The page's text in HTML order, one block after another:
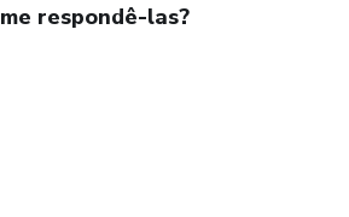
respondê-las?